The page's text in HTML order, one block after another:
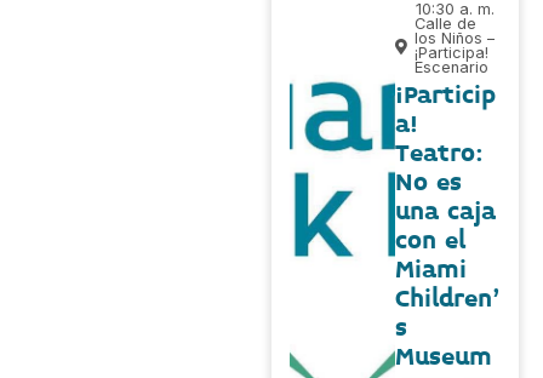
10:30 a. m.
Calle de
los Niños –
¡Participa!
Escenario
¡Particip
a!
Teatro:
No es
una caja
con el
Miami
Children'
s
Museum